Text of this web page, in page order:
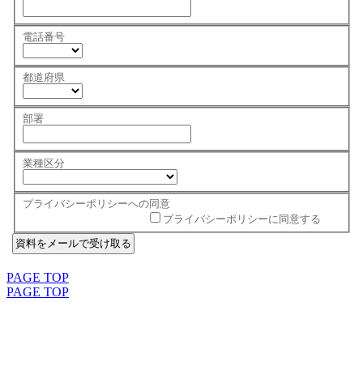
電話番号
都道府県
部署
業種区分
プライバシーポリシーへの同意
プライバシーポリシーに同意する
PAGE TOP
PAGE TOP